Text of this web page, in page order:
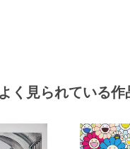
よく見られている作